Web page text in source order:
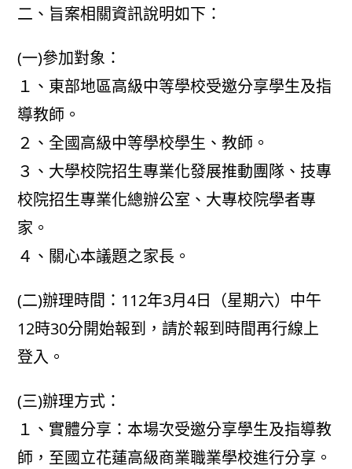
二、旨案相關資訊說明如下：
(一)參加對象：
１、東部地區高級中等學校受邀分享學生及指
導教師。
２、全國高級中等學校學生、教師。
３、大學校院招生專業化發展推動團隊、技專
校院招生專業化總辦公室、大專校院學者專
家。
４、關心本議題之家長。
(二)辦理時間：112年3月4日（星期六）中午
12時30分開始報到，請於報到時間再行線上
登入。
(三)辦理方式：
１、實體分享：本場次受邀分享學生及指導教
師，至國立花蓮高級商業職業學校進行分享。